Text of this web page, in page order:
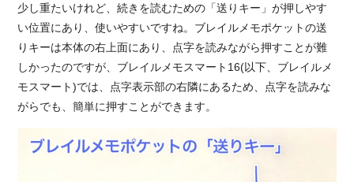
少し重たいけれど、続きを読むための「送りキー」が押しやす
い位置にあり、使いやすいですね。ブレイルメモポケットの送
りキーは本体の右上面にあり、点字を読みながら押すことが難
しかったのですが、ブレイルメモスマート16(以下、ブレイルメ
モスマート)では、点字表示部の右隣にあるため、点字を読みな
がらでも、簡単に押すことができます。